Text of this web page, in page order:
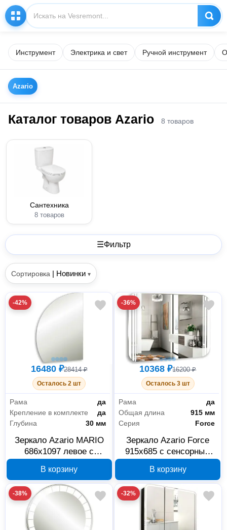
Инструмент Электрика и свет Ручной инструмент
Azario
Каталог товаров Azario 8 товаров
Сантехника
8 товаров
☰Фильтр
Сортировка | Новинки ▾
-42%
16480 ₽28414 ₽
Осталось 2 шт
Рама
да
Крепление в комплекте
да
Глубина
30 мм
Зеркало Azario MARIO
686х1097 левое с
сенсором LED-00002525
В корзину
-36%
10368 ₽16200 ₽
Осталось 3 шт
Рама
да
Общая длина
915 мм
Серия
Force
Зеркало Azario Force
915х685 с сенсорным
00002524
В корзину
-38% -32%